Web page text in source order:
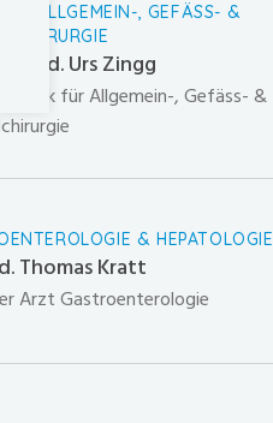
FÜR ALLGEMEIN-, GEFÄSS- &
med. Urs Zingg
Klinik für Allgemein-, Gefäss- &
& HEPATOLOGIE
Thomas Kratt
Arzt Gastroenterologie